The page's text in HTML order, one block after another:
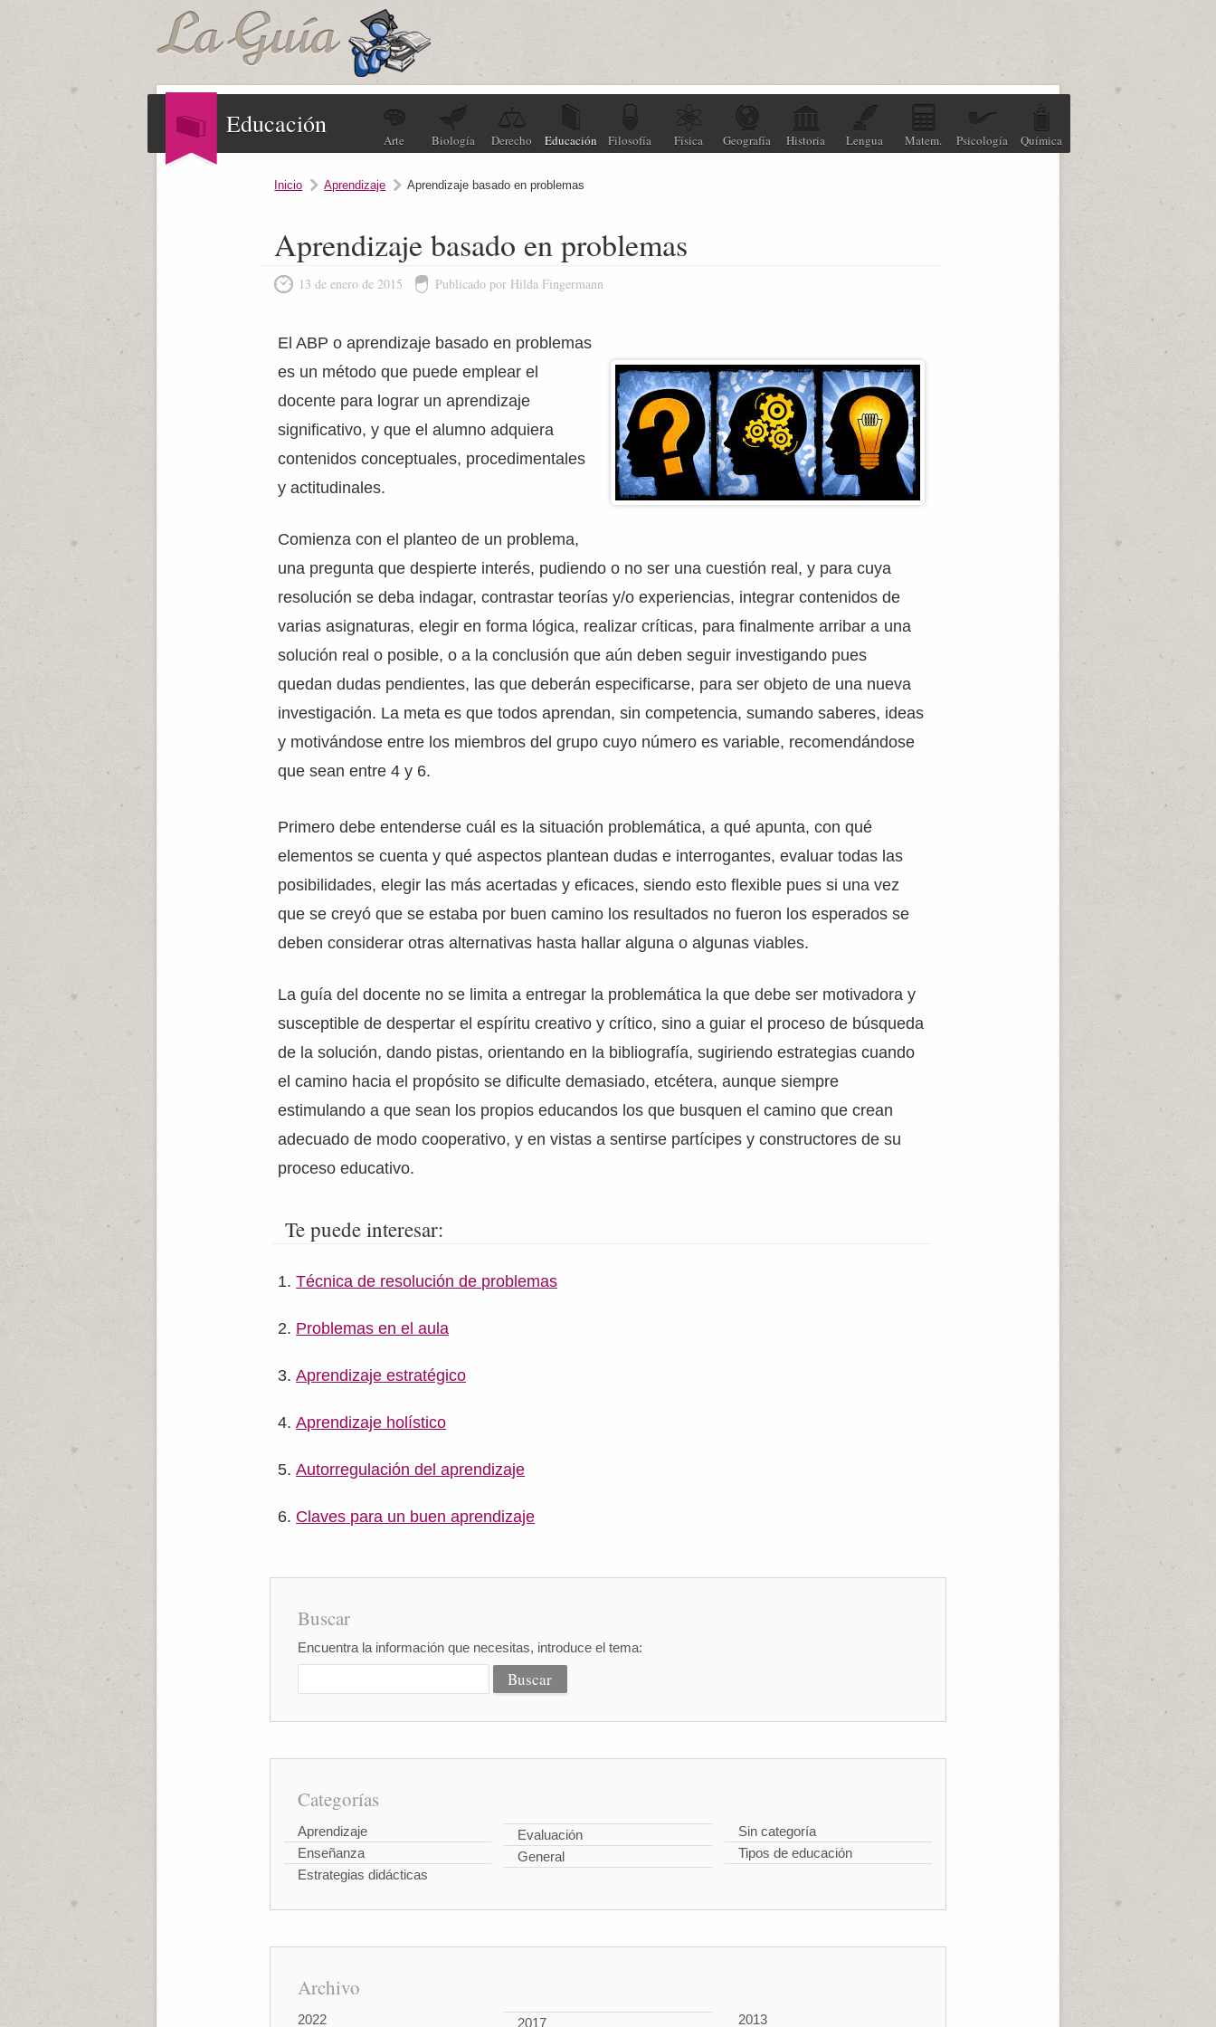
Educación
Arte Biología Derecho Educación Filosofía Física Geografía Historia Lengua Matem. Psicología Química
Inicio Aprendizaje Aprendizaje basado en problemas
Aprendizaje basado en problemas
13 de enero de 2015 Publicado por Hilda Fingermann
El ABP o aprendizaje basado en problemas
es un método que puede emplear el
docente para lograr un aprendizaje
significativo, y que el alumno adquiera
contenidos conceptuales, procedimentales
y actitudinales.
Comienza con el planteo de un problema,
una pregunta que despierte interés, pudiendo o no ser una cuestión real, y para cuya
resolución se deba indagar, contrastar teorías y/o experiencias, integrar contenidos de
varias asignaturas, elegir en forma lógica, realizar críticas, para finalmente arribar a una
solución real o posible, o a la conclusión que aún deben seguir investigando pues
quedan dudas pendientes, las que deberán especificarse, para ser objeto de una nueva
investigación. La meta es que todos aprendan, sin competencia, sumando saberes, ideas
y motivándose entre los miembros del grupo cuyo número es variable, recomendándose
que sean entre 4 y 6.
Primero debe entenderse cuál es la situación problemática, a qué apunta, con qué
elementos se cuenta y qué aspectos plantean dudas e interrogantes, evaluar todas las
posibilidades, elegir las más acertadas y eficaces, siendo esto flexible pues si una vez
que se creyó que se estaba por buen camino los resultados no fueron los esperados se
deben considerar otras alternativas hasta hallar alguna o algunas viables.
La guía del docente no se limita a entregar la problemática la que debe ser motivadora y
susceptible de despertar el espíritu creativo y crítico, sino a guiar el proceso de búsqueda
de la solución, dando pistas, orientando en la bibliografía, sugiriendo estrategias cuando
el camino hacia el propósito se dificulte demasiado, etcétera, aunque siempre
estimulando a que sean los propios educandos los que busquen el camino que crean
adecuado de modo cooperativo, y en vistas a sentirse partícipes y constructores de su
proceso educativo.
Te puede interesar:
Técnica de resolución de problemas
Problemas en el aula
Aprendizaje estratégico
Aprendizaje holístico
Autorregulación del aprendizaje
Claves para un buen aprendizaje
Buscar
Encuentra la información que necesitas, introduce el tema:
Categorías
Aprendizaje
Enseñanza
Estrategias didácticas
Evaluación
General
Sin categoría
Tipos de educación
Archivo
2022 2017 2013